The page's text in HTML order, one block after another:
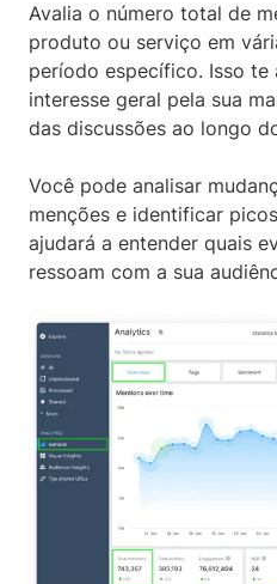
Avalia o número total de
produto ou serviço em
período específico. Isso te
interesse geral pela sua
das discussões ao longo
Você pode analisar
menções e identificar
ajudará a entender quais
ressoam com a sua